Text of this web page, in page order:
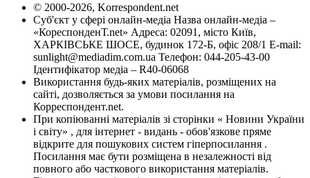
© 2000-2026, Korrespondent.net
Суб'єкт у сфері онлайн-медіа Назва онлайн-медіа –
«КореспонденТ.net» Адреса: 02091, місто Київ,
ХАРКІВСЬКЕ ШОСЕ, будинок 172-Б, офіс 208/1 E-mail:
sunlight@mediadim.com.ua Телефон: 044-205-43-00
Ідентифікатор медіа – R40-06068
Використання будь-яких матеріалів, розміщених на
сайті, дозволяється за умови посилання на
Корреспондент.net.
При копіюванні матеріалів зі сторінки « Новини України
і світу» , для інтернет - видань - обов'язкове пряме
відкрите для пошукових систем гіперпосилання .
Посилання має бути розміщена в незалежності від
повного або часткового використання матеріалів.